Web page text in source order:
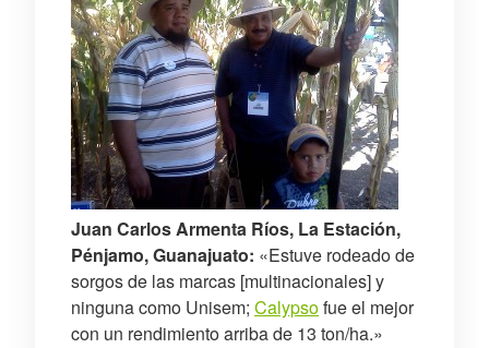
Juan Carlos Armenta Ríos, La Estación,
Pénjamo, Guanajuato: «Estuve rodeado de
sorgos de las marcas [multinacionales] y
ninguna como Unisem; Calypsofue el mejor
con un rendimiento arriba de 13 ton/ha.»